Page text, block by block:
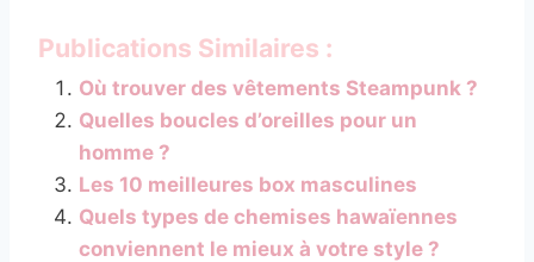
Publications Similaires :
Où trouver des vêtements Steampunk ?
Quelles boucles d’oreilles pour un
homme ?
Les 10 meilleures box masculines
Quels types de chemises hawaïennes
conviennent le mieux à votre style ?